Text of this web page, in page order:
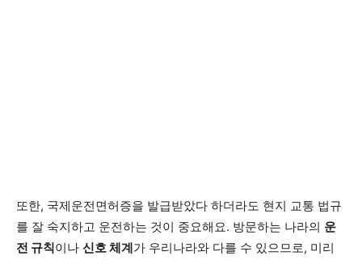
또한, 국제운전면허증을 발급받았다 하더라도 현지 교통 법규
를 잘 숙지하고 운전하는 것이 중요해요. 방문하는 나라의 운
전 규칙이나 신호 체계가 우리나라와 다를 수 있으므로, 미리